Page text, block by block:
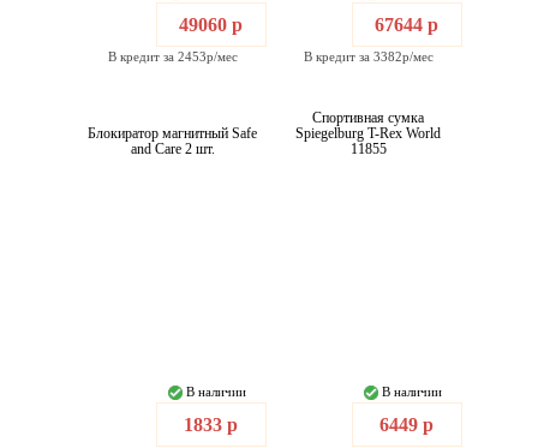
49060 р
В кредит за 2453р/мес
67644 р
В кредит за 3382р/мес
Блокиратор магнитный Safe
and Care 2 шт.
В наличии
1833 р
Спортивная сумка
Spiegelburg T-Rex World
11855
В наличии
6449 р